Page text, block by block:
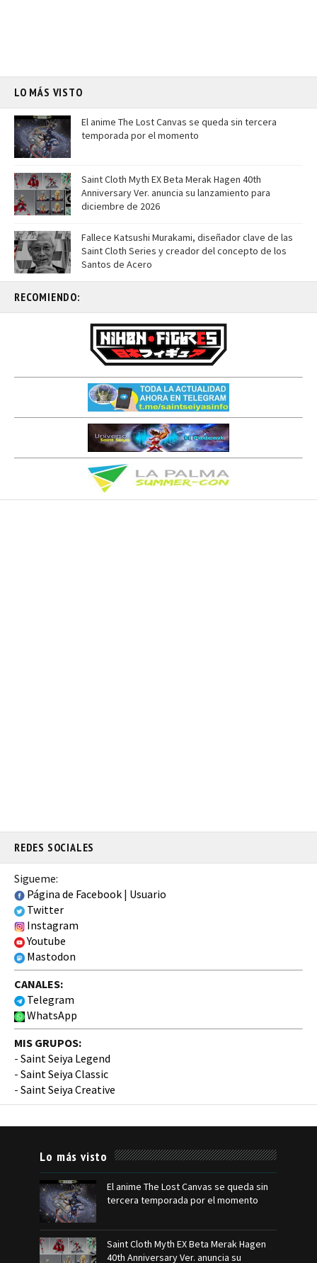
LO MÁS VISTO
El anime The Lost Canvas se queda sin tercera
temporada por el momento
Saint Cloth Myth EX Beta Merak Hagen 40th
Anniversary Ver. anuncia su lanzamiento para
diciembre de 2026
Fallece Katsushi Murakami, diseñador clave de las
Saint Cloth Series y creador del concepto de los
Santos de Acero
RECOMIENDO:
REDES SOCIALES
Sigueme:
Página de Facebook | Usuario
Twitter
Instagram
Youtube
Mastodon
CANALES:
Telegram
WhatsApp
MIS GRUPOS:
- Saint Seiya Legend
- Saint Seiya Classic
- Saint Seiya Creative
Lo más visto
El anime The Lost Canvas se queda sin
tercera temporada por el momento
Saint Cloth Myth EX Beta Merak Hagen
40th Anniversary Ver. anuncia su